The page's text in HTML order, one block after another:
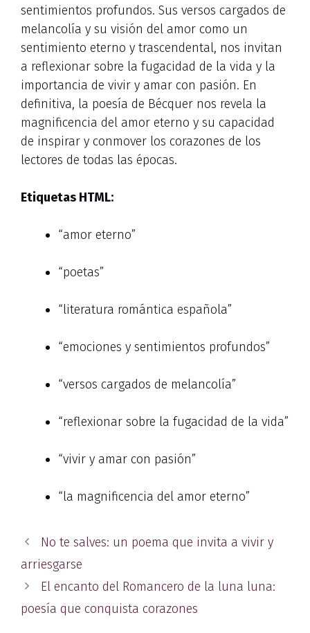
sentimientos profundos. Sus versos cargados de
melancolía y su visión del amor como un
sentimiento eterno y trascendental, nos invitan
a reflexionar sobre la fugacidad de la vida y la
importancia de vivir y amar con pasión. En
definitiva, la poesía de Bécquer nos revela la
magnificencia del amor eterno y su capacidad
de inspirar y conmover los corazones de los
lectores de todas las épocas.
Etiquetas HTML:
“amor eterno”
“poetas”
“literatura romántica española”
“emociones y sentimientos profundos”
“versos cargados de melancolía”
“reflexionar sobre la fugacidad de la vida”
“vivir y amar con pasión”
“la magnificencia del amor eterno”
No te salves: un poema que invita a vivir y
arriesgarse
El encanto del Romancero de la luna luna:
poesía que conquista corazones